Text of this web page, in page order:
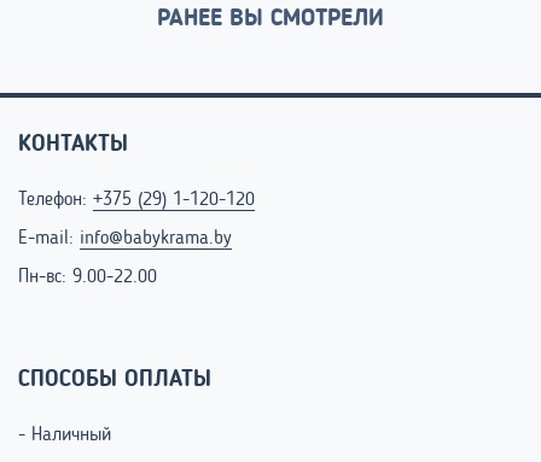
РАНЕЕ ВЫ СМОТРЕЛИ
КОНТАКТЫ
Телефон: +375 (29) 1-120-120
E-mail: info@babykrama.by
Пн-вс: 9.00-22.00
СПОСОБЫ ОПЛАТЫ
- Наличный